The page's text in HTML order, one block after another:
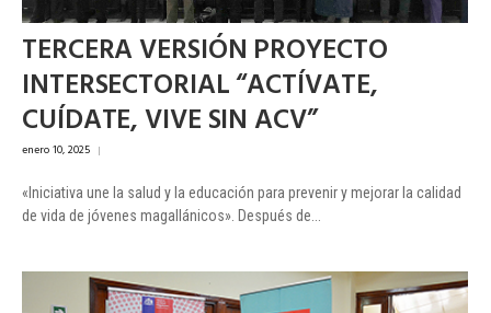
TERCERA VERSIÓN PROYECTO
INTERSECTORIAL “ACTÍVATE,
CUÍDATE, VIVE SIN ACV”
enero 10, 2025 |
«Iniciativa une la salud y la educación para prevenir y mejorar la calidad
de vida de jóvenes magallánicos». Después de...